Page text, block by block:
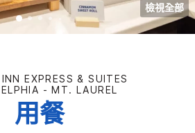
檢視全部
EXPRESS & SUITES
- MT. LAUREL
用餐